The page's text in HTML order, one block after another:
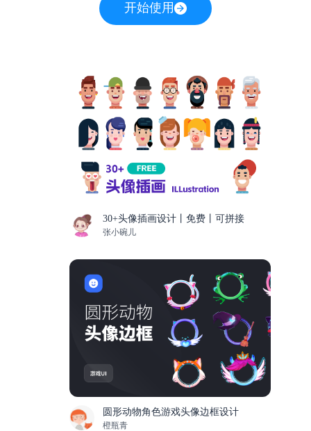
开始使用
30+头像插画设计丨免费丨可拼接
张小碗儿
圆形动物角色游戏头像边框设计
橙瓶青